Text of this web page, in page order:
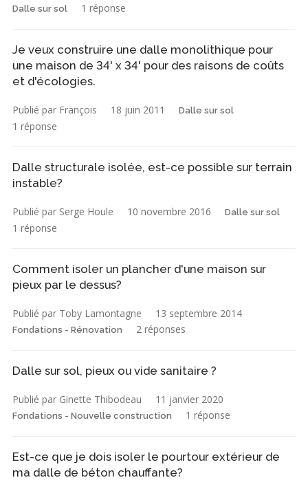
Dalle sur sol 1 réponse
Je veux construire une dalle monolithique pour
une maison de 34' x 34' pour des raisons de coûts
et d'écologies.
Publié par François 18 juin 2011 Dalle sur sol
1 réponse
Dalle structurale isolée, est-ce possible sur terrain
instable?
Publié par Serge Houle 10 novembre 2016 Dalle sur sol
1 réponse
Comment isoler un plancher d'une maison sur
pieux par le dessus?
Publié par Toby Lamontagne 13 septembre 2014
Fondations - Rénovation 2 réponses
Dalle sur sol, pieux ou vide sanitaire ?
Publié par Ginette Thibodeau 11 janvier 2020
Fondations - Nouvelle construction 1 réponse
Est-ce que je dois isoler le pourtour extérieur de
ma dalle de béton chauffante?